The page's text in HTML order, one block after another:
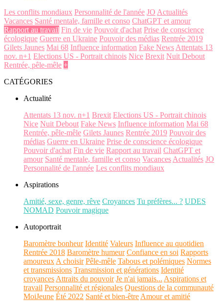
Les conflits mondiaux Personnalité de l'année JO Actualités
Vacances Santé mentale, famille et conso ChatGPT et amour
Rapport au travail Fin de vie Pouvoir d'achat Prise de conscience
écologique Guerre en Ukraine Pouvoir des médias Rentrée 2019
Gilets Jaunes Mai 68 Influence information Fake News Attentats 13
nov. n+1 Elections US - Portrait chinois Nice Brexit Nuit Debout
Rentrée, pêle-mêle +
CATÉGORIES
Actualité
Attentats 13 nov. n+1 Brexit Elections US - Portrait chinois
Nice Nuit Debout Fake News Influence information Mai 68
Rentrée, pêle-mêle Gilets Jaunes Rentrée 2019 Pouvoir des
médias Guerre en Ukraine Prise de conscience écologique
Pouvoir d'achat Fin de vie Rapport au travail ChatGPT et
amour Santé mentale, famille et conso Vacances Actualités JO
Personnalité de l'année Les conflits mondiaux
Aspirations
Amitié, sexe, genre, rêve Croyances Tu préfères... ? UDES
NOMAD Pouvoir magique
Autoportrait
Baromètre bonheur Identité Valeurs Influence au quotidien
Rentrée 2018 Baromètre humeur Confiance en soi Rapports
amoureux A choisir Pêle-mêle Tabous et polémiques Normes
et transmissions Transmission et générations Identité
croyances Attraits du pouvoir Je n'ai jamais... Aspirations et
travail Personnalité et régionales Questions de la communauté
MoiJeune Été 2022 Santé et bien-être Amour et amitié